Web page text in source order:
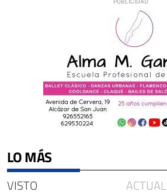
LO MÁS
VISTO ACTUAL